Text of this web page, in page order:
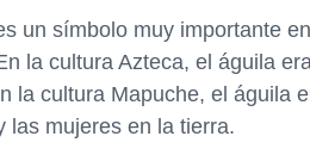
un símbolo muy importante
la cultura Azteca, el águila
la cultura Mapuche, el águila
las mujeres en la tierra.